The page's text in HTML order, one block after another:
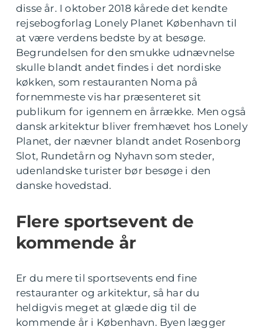
disse år. I oktober 2018 kårede det kendte
rejsebogforlag Lonely Planet København til
at være verdens bedste by at besøge.
Begrundelsen for den smukke udnævnelse
skulle blandt andet findes i det nordiske
køkken, som restauranten Noma på
fornemmeste vis har præsenteret sit
publikum for igennem en årrække. Men også
dansk arkitektur bliver fremhævet hos Lonely
Planet, der nævner blandt andet Rosenborg
Slot, Rundetårn og Nyhavn som steder,
udenlandske turister bør besøge i den
danske hovedstad.
Flere sportsevent de
kommende år
Er du mere til sportsevents end fine
restauranter og arkitektur, så har du
heldigvis meget at glæde dig til de
kommende år i København. Byen lægger